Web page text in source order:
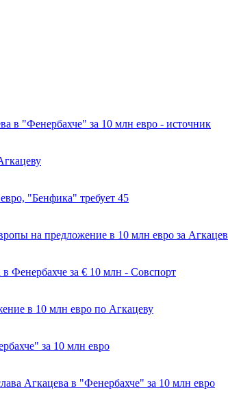
в "Фенербахче" за 10 млн евро - источник
"Бенфика" требует 45
на предложение в 10 млн евро за
в Фенербахче за € 10 млн - Совспорт
в 10 млн евро по Агкацеву
за 10 млн евро
Агкацева в "Фенербахче" за 10 млн евро